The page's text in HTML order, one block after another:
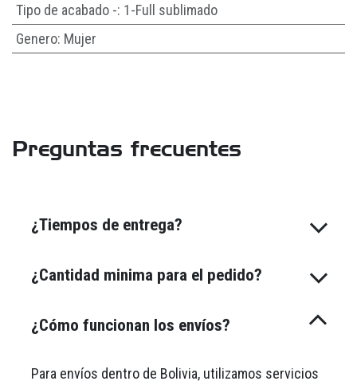
Tipo de acabado -: 1-Full sublimado
Genero: Mujer
Preguntas frecuentes
¿Tiempos de entrega?
¿Cantidad minima para el pedido?
¿Cómo funcionan los envíos?
Para envíos dentro de Bolivia, utilizamos servicios